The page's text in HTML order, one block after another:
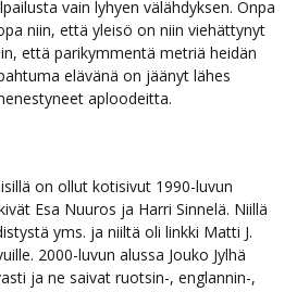
vain lyhyen välähdyksen. Onpa
niin, että yleisö on niin viehättynyt
että parikymmentä metriä heidän
elävänä on jäänyt lähes
aploodeitta.
on ollut kotisivut 1990-luvun
Esa Nuuros ja Harri Sinnelä. Niillä
yms. ja niiltä oli linkki Matti J.
2000-luvun alussa Jouko Jylhä
ja ne saivat ruotsin-, englannin-,